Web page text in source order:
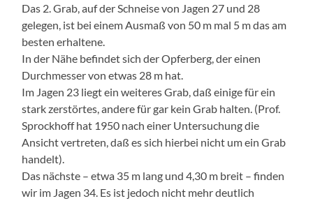
Das 2. Grab, auf der Schneise von Jagen 27 und 28
gelegen, ist bei einem Ausmaß von 50 m mal 5 m das am
besten erhaltene.
In der Nähe befindet sich der Opferberg, der einen
Durchmesser von etwas 28 m hat.
Im Jagen 23 liegt ein weiteres Grab, daß einige für ein
stark zerstörtes, andere für gar kein Grab halten. (Prof.
Sprockhoff hat 1950 nach einer Untersuchung die
Ansicht vertreten, daß es sich hierbei nicht um ein Grab
handelt).
Das nächste – etwa 35 m lang und 4,30 m breit – finden
wir im Jagen 34. Es ist jedoch nicht mehr deutlich